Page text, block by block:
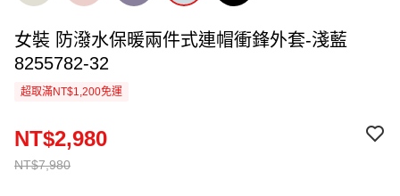
女裝 防潑水保暖兩件式連帽衝鋒外套-淺藍
8255782-32
超取滿NT$1,200免運
NT$7,980
NT$2,980